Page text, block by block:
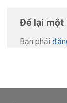
Để lại một
Bạn phải